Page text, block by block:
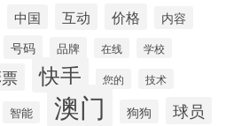
中国 互动 价格 内容
号码 品牌 在线 学校
快手 您的 技术
智能 澳门 狗狗 球员